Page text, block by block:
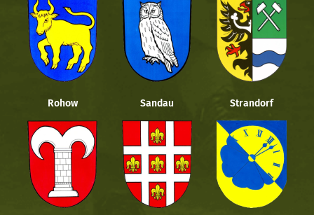
Rohow Sandau Strandorf